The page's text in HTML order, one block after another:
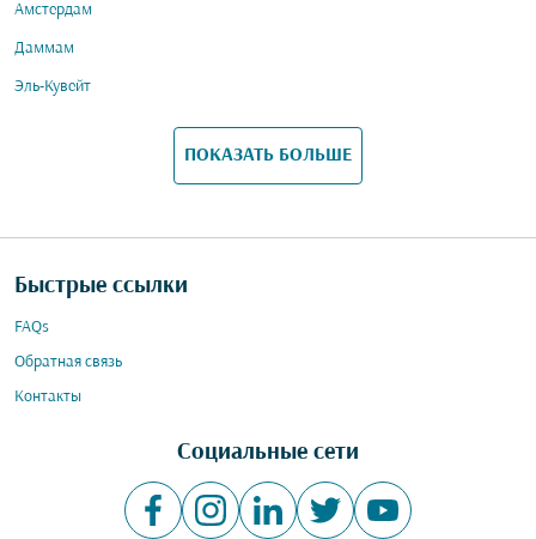
Амстердам
Даммам
Эль-Кувейт
ПОКАЗАТЬ БОЛЬШЕ
Быстрые ссылки
FAQs
Обратная связь
Контакты
Социальные сети